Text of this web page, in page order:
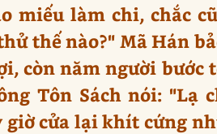
miếu làm chi, chắc
thế nào?" Mã Hán
còn năm người bước
Tôn Sách nói: "Lạ
giờ cửa lại khít cứng